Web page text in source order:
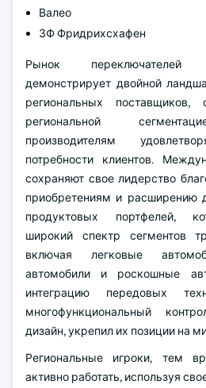
Валео
ЗФ Фридрихсхафен
Рынок переключателей
демонстрирует двойной
региональных
региональной
производителям
потребности клиентов.
сохраняют свое лидерство
приобретениям и расширению
продуктовых портфелей,
широкий спектр сегментов
включая легковые
автомобили и роскошные
интеграцию передовых
многофункциональный
дизайн, укрепил их позиции на
Региональные игроки, тем
активно работать, используя